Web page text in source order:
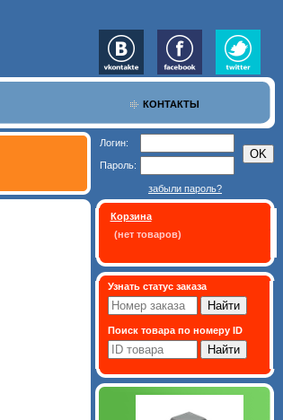
КОНТАКТЫ
Логин:
Пароль:
забыли пароль?
Корзина
(нет товаров)
Узнать статус заказа
Поиск товара по номеру ID